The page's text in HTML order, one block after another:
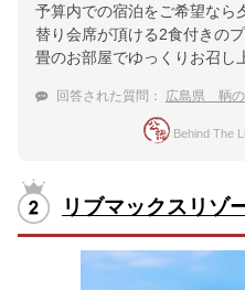
予算内での宿泊をご希望なら
替り会席が頂ける2食付きの
畳のお部屋でゆっくりお召し
回答された質問： 広島県 鞆の浦と宮島観光
Behind The
リブマックスリゾ